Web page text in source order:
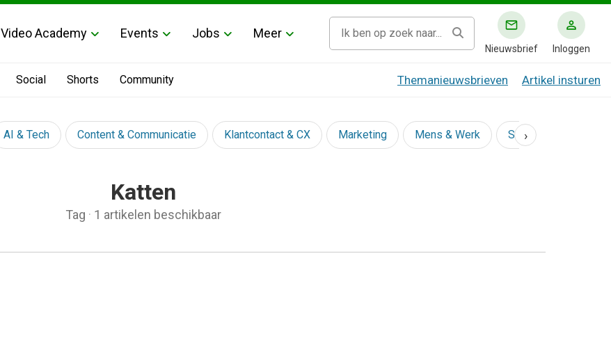
Video Academy Events Jobs Meer
Nieuwsbrief Inloggen
Social Shorts Community Themanieuwsbrieven Artikel insturen
AI & Tech Content & Communicatie Klantcontact & CX Marketing Mens & Werk Social
›
Katten
Tag · 1 artikelen beschikbaar